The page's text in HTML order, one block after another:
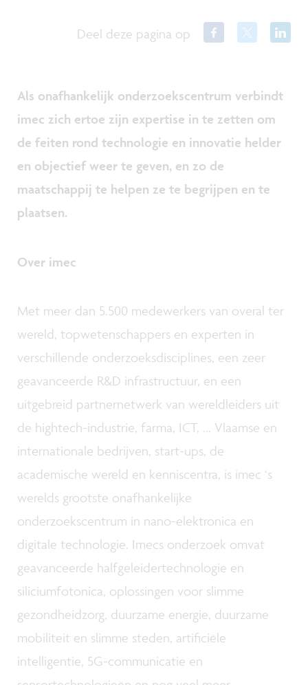
Deel deze pagina op
Als onafhankelijk onderzoekscentrum verbindt
imec zich ertoe zijn expertise in te zetten om
de feiten rond technologie en innovatie helder
en objectief weer te geven, en zo de
maatschappij te helpen ze te begrijpen en te
plaatsen.
Over imec
Met meer dan 5.500 medewerkers van overal ter
wereld, topwetenschappers en experten in
verschillende onderzoeksdisciplines, een zeer
geavanceerde R&D infrastructuur, en een
uitgebreid partnernetwerk van wereldleiders uit
de hightech-industrie, farma, ICT, ... Vlaamse en
internationale bedrijven, start-ups, de
academische wereld en kenniscentra, is imec ‘s
werelds grootste onafhankelijke
onderzoekscentrum in nano-elektronica en
digitale technologie. Imecs onderzoek omvat
geavanceerde halfgeleidertechnologie en
siliciumfotonica, oplossingen voor slimme
gezondheidzorg, duurzame energie, duurzame
mobiliteit en slimme steden, artificiële
intelligentie, 5G-communicatie en